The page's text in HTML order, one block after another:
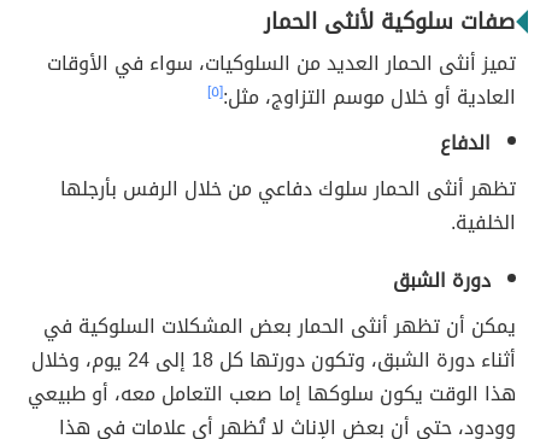
صفات سلوكية لأنثى الحمار
تميز أنثى الحمار العديد من السلوكيات، سواء في الأوقات
العادية أو خلال موسم التزاوج، مثل:[٥]
الدفاع
تظهر أنثى الحمار سلوك دفاعي من خلال الرفس بأرجلها
الخلفية.
دورة الشبق
يمكن أن تظهر أنثى الحمار بعض المشكلات السلوكية في
أثناء دورة الشبق، وتكون دورتها كل 18 إلى 24 يوم، وخلال
هذا الوقت يكون سلوكها إما صعب التعامل معه، أو طبيعي
وودود، حتى أن بعض الإناث لا تُظهر أي علامات في هذا